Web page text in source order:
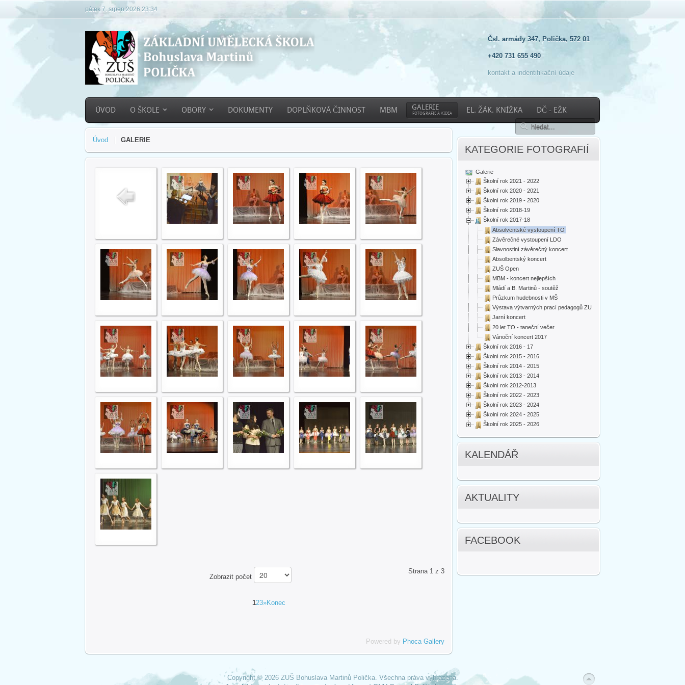
pátek 7. srpen 2026 23:34
Čsl. armády 347, Polička, 572 01
+420 731 655 490
kontakt a indentifikační údaje
ÚVOD O ŠKOLE OBORY DOKUMENTY DOPLŇKOVÁ ČINNOST MBM GALERIE
FOTOGRAFIE A VIDEA EL. ŽÁK. KNÍŽKA DČ - EŽK
Úvod GALERIE
Zobrazit počet
Strana 1 z 3
123»Konec
Powered by Phoca Gallery
KATEGORIE FOTOGRAFIÍ
Galerie
Školní rok 2021 - 2022
Školní rok 2020 - 2021
Školní rok 2019 - 2020
Školní rok 2018-19
Školní rok 2017-18
Absolventské vystoupení TO
Závěrečné vystoupení LDO
Slavnostiní závěrečný koncert
Absolbentský koncert
ZUŠ Open
MBM - koncert nejlepších
Mládí a B. Martinů - soutěž
Průzkum hudebnosti v MŠ
Výstava výtvarných prací pedagogů ZUŠ
Jarní koncert
20 let TO - taneční večer
Vánoční koncert 2017
Školní rok 2016 - 17
Školní rok 2015 - 2016
Školní rok 2014 - 2015
Školní rok 2013 - 2014
Školní rok 2012-2013
Školní rok 2022 - 2023
Školní rok 2023 - 2024
Školní rok 2024 - 2025
Školní rok 2025 - 2026
KALENDÁŘ
AKTUALITY
FACEBOOK
Copyright © 2026 ZUŠ Bohuslava Martinů Polička. Všechna práva vyhrazena.